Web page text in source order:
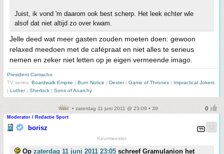
Juist, ik vond 'm daarom ook best scherp. Het leek echter wle
alsof dat niet altijd zo over kwam.
Jelle deed wat meer gasten zouden moeten doen: gewoon
relaxed meedoen met de cafépraat en niet alles te serieus
nemen en zeker niet letten op je eigen vermeende imago.
President Camacho
TV series: Boardwalk Empire Burn Notice Dexter| Game of Thrones
Impractical Jokers
Luther| Sherlock Sons of Anarchy
• zaterdag 11 juni 2011 @ 23:09 • 39
Moderator / Redactie Sport
borisz
Keurmeester
Op zaterdag 11 juni 2011 23:05 schreef Gramulanion het